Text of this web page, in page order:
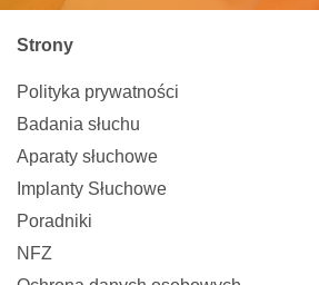
Strony
Polityka prywatności
Badania słuchu
Aparaty słuchowe
Implanty Słuchowe
Poradniki
NFZ